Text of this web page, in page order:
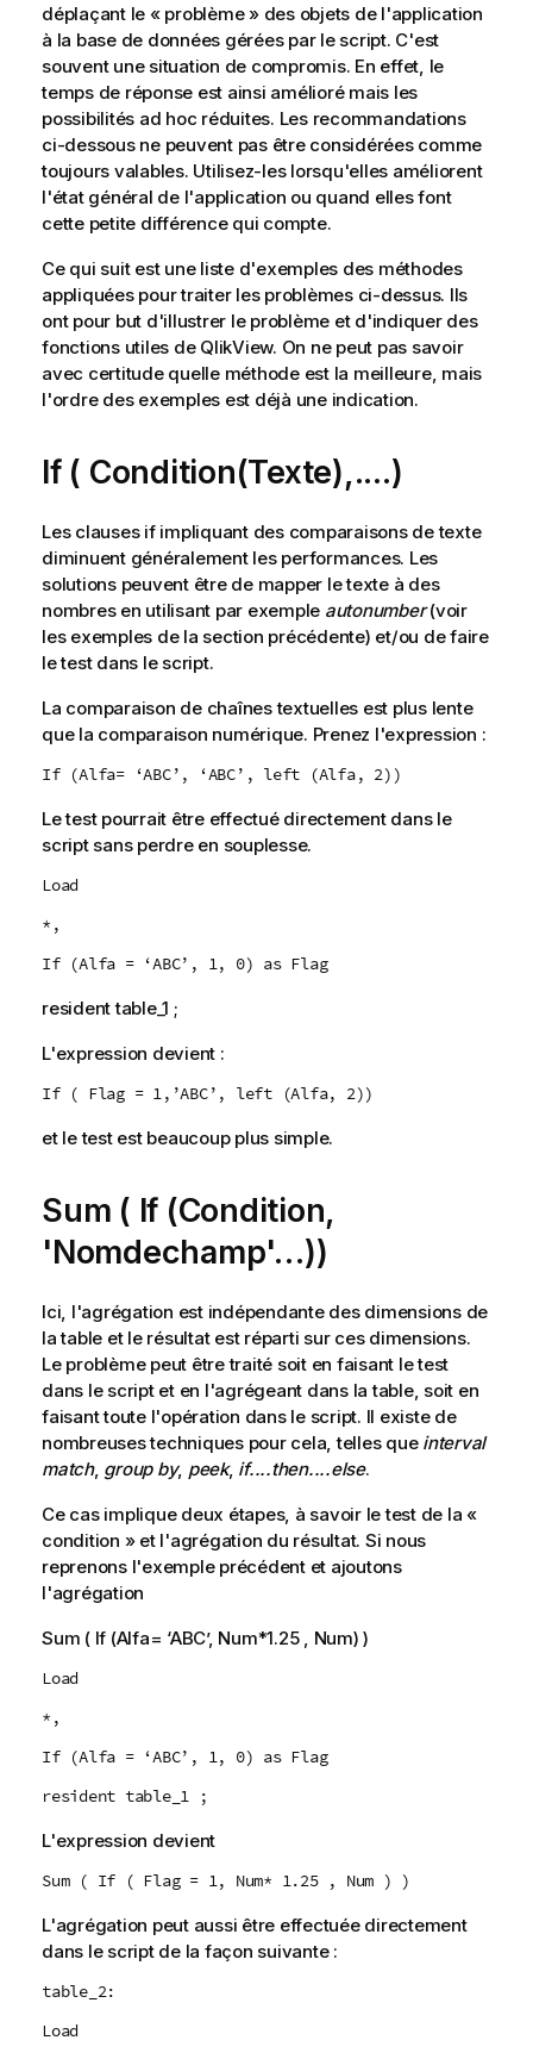
déplaçant le « problème » des objets de l'application
à la base de données gérées par le script. C'est
souvent une situation de compromis. En effet, le
temps de réponse est ainsi amélioré mais les
possibilités ad hoc réduites. Les recommandations
ci-dessous ne peuvent pas être considérées comme
toujours valables. Utilisez-les lorsqu'elles améliorent
l'état général de l'application ou quand elles font
cette petite différence qui compte.
Ce qui suit est une liste d'exemples des méthodes
appliquées pour traiter les problèmes ci-dessus. Ils
ont pour but d'illustrer le problème et d'indiquer des
fonctions utiles de QlikView. On ne peut pas savoir
avec certitude quelle méthode est la meilleure, mais
l'ordre des exemples est déjà une indication.
If ( Condition(Texte),....)
Les clauses if impliquant des comparaisons de texte
diminuent généralement les performances. Les
solutions peuvent être de mapper le texte à des
nombres en utilisant par exemple autonumber(voir
les exemples de la section précédente) et/ou de faire
le test dans le script.
La comparaison de chaînes textuelles est plus lente
que la comparaison numérique. Prenez l'expression :
If (Alfa= ‘ABC’, ‘ABC’, left (Alfa, 2))
Le test pourrait être effectué directement dans le
script sans perdre en souplesse.
Load
*,
If (Alfa = ‘ABC’, 1, 0) as Flag
resident table_1 ;
L'expression devient :
If ( Flag = 1,’ABC’, left (Alfa, 2))
et le test est beaucoup plus simple.
Sum ( If (Condition,
'Nomdechamp'…))
Ici, l'agrégation est indépendante des dimensions de
la table et le résultat est réparti sur ces dimensions.
Le problème peut être traité soit en faisant le test
dans le script et en l'agrégeant dans la table, soit en
faisant toute l'opération dans le script. Il existe de
nombreuses techniques pour cela, telles que interval
match, group by, peek, if....then....else.
Ce cas implique deux étapes, à savoir le test de la «
condition » et l'agrégation du résultat. Si nous
reprenons l'exemple précédent et ajoutons
l'agrégation
Sum ( If (Alfa= ‘ABC’, Num*1.25 , Num) )
Load
*,
If (Alfa = ‘ABC’, 1, 0) as Flag
resident table_1 ;
L'expression devient
Sum ( If ( Flag = 1, Num* 1.25 , Num ) )
L'agrégation peut aussi être effectuée directement
dans le script de la façon suivante :
table_2:
Load